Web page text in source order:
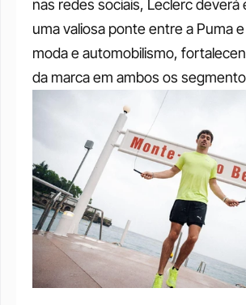
nas redes sociais, Leclerc deverá
uma valiosa ponte entre a Puma
moda e automobilismo,
da marca em ambos os